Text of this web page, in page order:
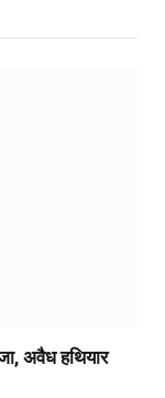
अवैध हथियार